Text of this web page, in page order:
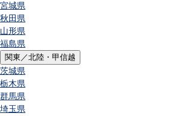
宮城県
秋田県
山形県
福島県
関東／北陸・甲信越
茨城県
栃木県
群馬県
埼玉県